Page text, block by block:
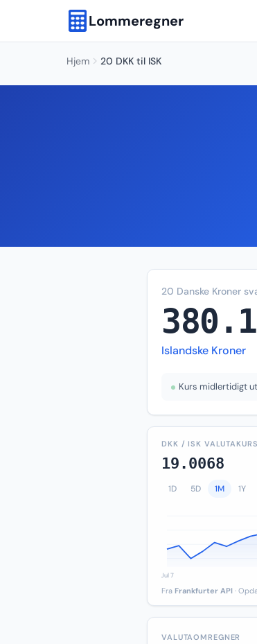
Lommeregner
Hjem 20 DKK til ISK
20 Danske Kroner
Islandske Kroner
Kurs midlertidigt
DKK / ISK VALUTAKURS
19.0068
1D 5D 1M 1Y
Fra Frankfurter API ·
VALUTAOMREGNER